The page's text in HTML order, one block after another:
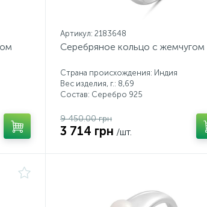
Артикул: 2183648
Серебряное кольцо с жемчугом
Страна происхождения: Индия
Вес изделия, г.: 8,69
Состав: Серебро 925
9 450.00 грн
3 714 грн /шт.